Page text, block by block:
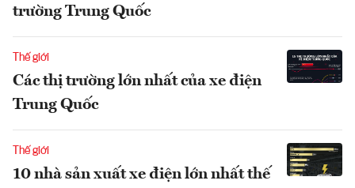
trường Trung Quốc
Thế giới
Các thị trường lớn nhất của xe điện
Trung Quốc
Thế giới
10 nhà sản xuất xe điện lớn nhất thế